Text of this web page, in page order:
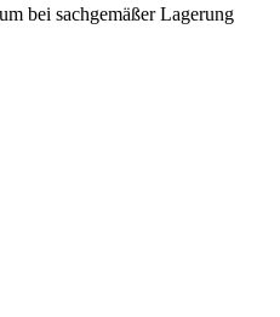
bei sachgemäßer Lagerung